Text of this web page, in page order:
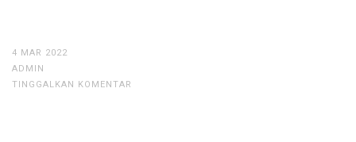
4 MAR 2022
ADMIN
TINGGALKAN KOMENTAR